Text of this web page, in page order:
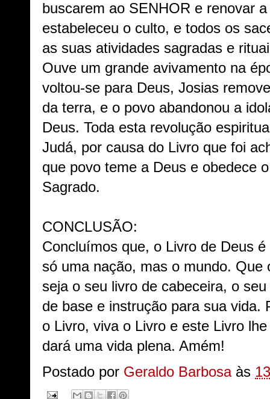
buscarem ao SENHOR e renovar
estabeleceu o culto, e todos os
as suas atividades sagradas e
Ouve um grande avivamento na
voltou-se para Deus, Josias
da terra, e o povo abandonou a
Deus. Toda esta revolução
Judá, por causa do Livro que foi
que povo teme a Deus e obedece
Sagrado.
CONCLUSÃO:
Concluímos que, o Livro de Deus
só uma nação, mas o mundo.
seja o seu livro de cabeceira, o
de base e instrução para sua vida.
o Livro, viva o Livro e este Livro
dará uma vida plena. Amém!
Postado por Geraldo Barbosa às